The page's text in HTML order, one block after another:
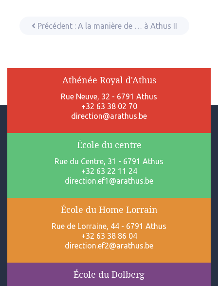
Précédent : A la manière de … à Athus II
Athénée Royal d'Athus
Rue Neuve, 32 - 6791 Athus
+32 63 38 02 70
direction@arathus.be
École du centre
Rue du Centre, 31 - 6791 Athus
+32 63 22 11 24
direction.ef1@arathus.be
École du Home Lorrain
Rue de Lorraine, 44 - 6791 Athus
+32 63 38 86 04
direction.ef2@arathus.be
École du Dolberg